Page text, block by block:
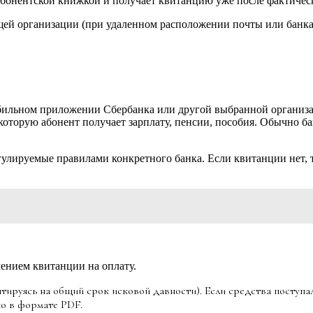
(при удаленном расположении почты или
приложении Сбербанка или другой выбранной
абонент получает зарплату, пенсии, пособия.
правилами конкретного банка. Если квитанции
квитанции на оплату.
на общий срок исковой давности). Если средства
в формате PDF.